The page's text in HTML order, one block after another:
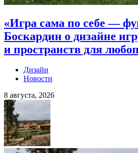
«Игра сама по себе —
Боскардин о дизайне
и пространств для
Дизайн
Новости
8 августа, 2026